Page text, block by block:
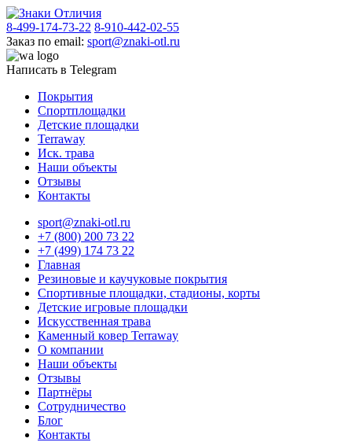
8-499-174-73-22 8-910-442-02-55
Заказ по email: sport@znaki-otl.ru
Написать в Telegram
Покрытия
Спортплощадки
Детские площадки
Terraway
Иск. трава
Наши объекты
Отзывы
Контакты
sport@znaki-otl.ru
+7 (800) 200 73 22
+7 (499) 174 73 22
Главная
Резиновые и каучуковые покрытия
Спортивные площадки, стадионы, корты
Детские игровые площадки
Искусственная трава
Каменный ковер Terraway
О компании
Наши объекты
Отзывы
Партнёры
Сотрудничество
Блог
Контакты